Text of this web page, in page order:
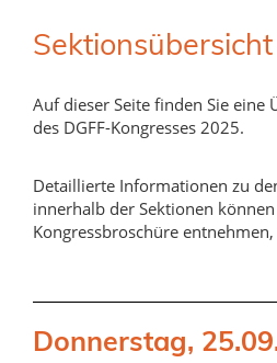
Sektionsübersicht
Auf dieser Seite finden Sie eine
des DGFF-Kongresses 2025.
Detaillierte Informationen zu
innerhalb der Sektionen
Kongressbroschüre entnehmen,
Donnerstag,